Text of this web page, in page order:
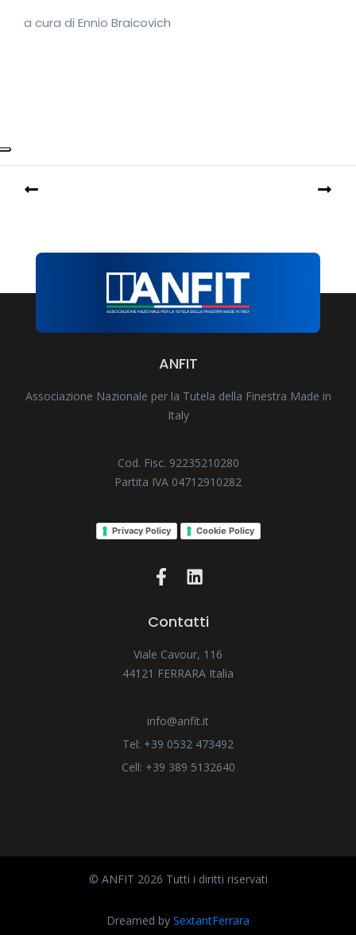
a cura di Ennio Braicovich
ANFIT
Associazione Nazionale per la Tutela della Finestra Made in
Italy
Cod. Fisc. 92235210280
Partita IVA 04712910282
Privacy Policy Cookie Policy
Contatti
Viale Cavour, 116
44121 FERRARA Italia
info@anfit.it
Tel: +39 0532 473492
Cell: +39 389 5132640
© ANFIT 2026 Tutti i diritti riservati
Dreamed by SextantFerrara